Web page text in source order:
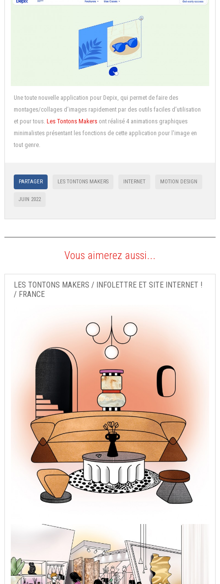
Une toute nouvelle application pour Depix, qui permet de faire des
montages/collages d’images rapidement par des outils faciles d’utilisation
et pour tous. Les Tontons Makers ont réalisé 4 animations graphiques
minimalistes présentant les fonctions de cette application pour l'image en
tout genre.
PARTAGER LES TONTONS MAKERS INTERNET MOTION DESIGN
JUIN 2022
Vous aimerez aussi...
LES TONTONS MAKERS / INFOLETTRE ET SITE INTERNET !
/ FRANCE